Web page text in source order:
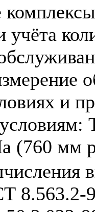
учёта
и
(760 мм